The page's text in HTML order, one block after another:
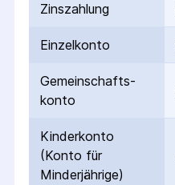
Zinszahlung
Einzelkonto
Gemeinschafts­
konto
Kinderkonto
(Konto für
Minderjährige)